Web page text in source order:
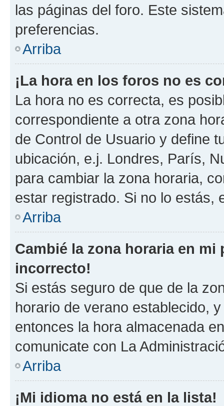
las páginas del foro. Este
preferencias.
Arriba
¡La hora en los foros no es
La hora no es correcta, es
correspondiente a otra zona
de Control de Usuario y define
ubicación, e.j. Londres, París,
para cambiar la zona horaria,
estar registrado. Si no lo estás,
Arriba
Cambié la zona horaria en
incorrecto!
Si estás seguro de que de la
horario de verano establecido,
entonces la hora almacenada
comunicate con La
Arriba
¡Mi idioma no está en la lista!